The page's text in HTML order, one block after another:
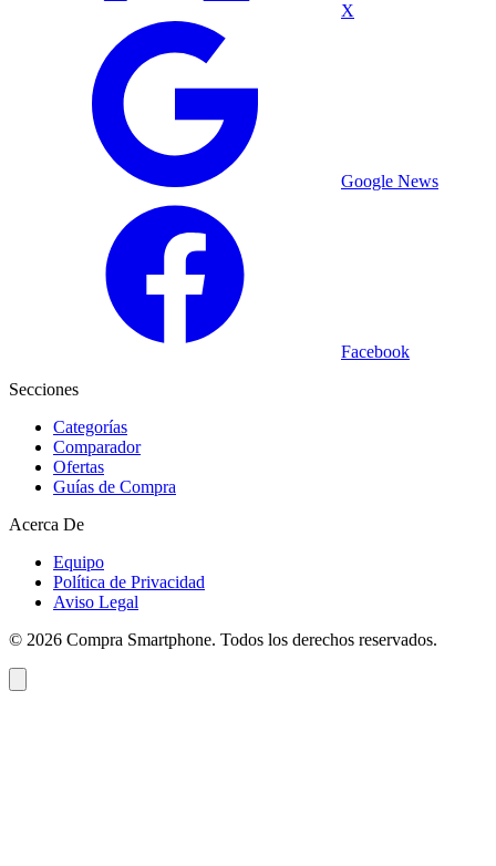
X
Google News
Facebook
Secciones
Categorías
Comparador
Ofertas
Guías de Compra
Acerca De
Equipo
Política de Privacidad
Aviso Legal
© 2026 Compra Smartphone. Todos los derechos reservados.